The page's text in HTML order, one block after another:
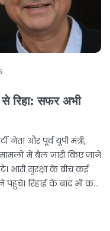
रिहा: सफर अभी
नेता और पूर्व यूपी मंत्री,
में बैल जारी किए जाने
भारी सुरक्षा के बीच कई
पहुंचे। रिहाई के बाद भी कई